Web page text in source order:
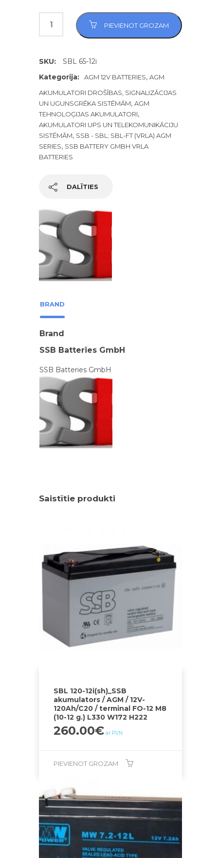
PIEVIENOT GROZAM
SKU:
SBL 65-12i
Kategorija:
AGM 12V BATTERIES, AGM
AKUMULATORI DROŠĪBAS, SIGNALIZĀCIJAS
UN UGUNSGRĒKA SISTĒMĀM, AGM
TEHNOLOĢIJAS AKUMULATORI,
AKUMULATORI UPS UN TELEKOMUNIKĀCIJU
SISTĒMĀM, SSB - SBL; SBL-FT (VRLA) AGM
SERIES, SSB BATTERY GMBH VRLA
BATTERIES
DALĪTIES
BRAND
Brand
SSB Batteries GmbH
SSB Batteries GmbH
Saistītie produkti
SBL 120-12i(sh)_SSB
akumulators / AGM / 12V-
120Ah/C20 / terminal FO-12 M8
(10-12 g.) L330 W172 H222
260.00€ ar PVN
PIEVIENOT GROZAM